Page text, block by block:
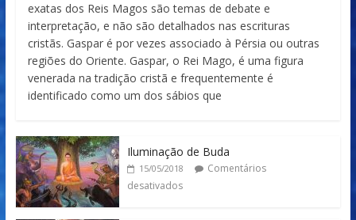
exatas dos Reis Magos são temas de debate e
interpretação, e não são detalhados nas escrituras
cristãs. Gaspar é por vezes associado à Pérsia ou outras
regiões do Oriente. Gaspar, o Rei Mago, é uma figura
venerada na tradição cristã e frequentemente é
identificado como um dos sábios que
Iluminação de Buda
15/05/2018
Comentários
desativados